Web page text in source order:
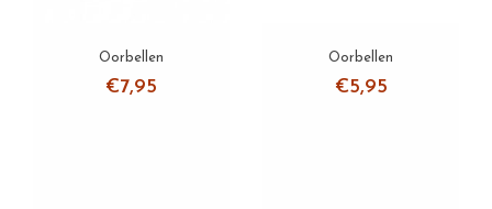
Oorbellen
€7,95
Oorbellen
€5,95